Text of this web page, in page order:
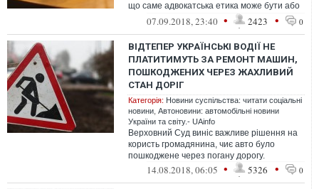
що саме адвокатська етика може бути або
протиотрутою, або ж поживн...
07.09.2018, 23:40 • 2423 • 0
ВІДТЕПЕР УКРАЇНСЬКІ ВОДІЇ НЕ
ПЛАТИТИМУТЬ ЗА РЕМОНТ МАШИН,
ПОШКОДЖЕНИХ ЧЕРЕЗ ЖАХЛИВИЙ
СТАН ДОРІГ
Категорія: Новини суспільства: читати соціальні
новини Автоновини: автомобільні новини
України та світу.- UAinfo
Верховний Суд виніс важливе рішення на
користь громадянина, чиє авто було
пошкоджене через погану дорогу.
14.08.2018, 06:05 • 5326 • 0